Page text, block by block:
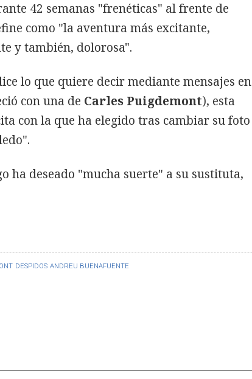
DESPIDOS ANDREU BUENAFUENTE
42 semanas "frenéticas" al frente de
como "la aventura más excitante,
y también, dolorosa".
lo que quiere decir mediante mensajes en
con una de Carles Puigdemont), esta
con la que ha elegido tras cambiar su foto
ha deseado "mucha suerte" a su sustituta,